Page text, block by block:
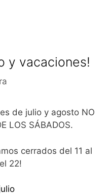
y vacaciones!
de julio y agosto NO
LOS SÁBADOS.
cerrados del 11 al
22!